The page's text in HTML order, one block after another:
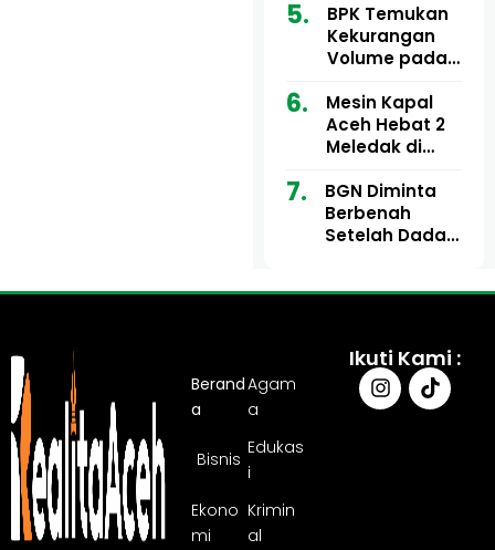
Miliar Tuai
Sorotan, Publik
Pertanyakan
Anggaran
BPK Temukan
Kekurangan
Volume pada
Aceh Utara
Tahun 2024,
Pengembalian
Sepenuhnya
Tuntas
Mesin Kapal
Aceh Hebat 2
Meledak di
Ulee Lheue, 14
Orang Derita
Luka Bakar
BGN Diminta
Berbenah
Setelah Dadan
Berand
a
Agam
a
Bisnis
Edukas
i
Ekono
mi
Krimin
al
Ikuti Kami :